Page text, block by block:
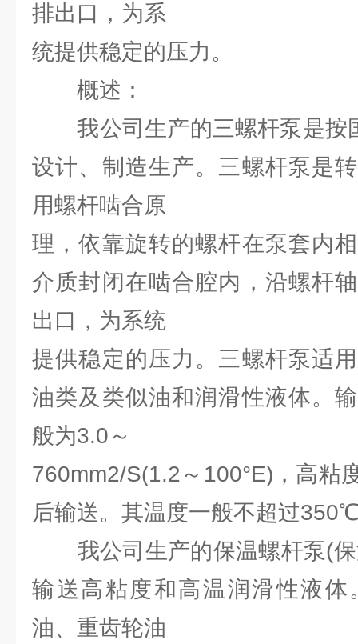
排出口，为系
统提供稳定的压力。
概述：
我公司生产的三螺杆泵是按
设计、制造生产。三螺杆泵是
用螺杆啮合原
理，依靠旋转的螺杆在泵套内
介质封闭在啮合腔内，沿螺杆
出口，为系统
提供稳定的压力。三螺杆泵适
油类及类似油和润滑性液体。
般为3.0～
760mm2/S(1.2～100°E)，高粘
后输送。其温度一般不超过
我公司生产的保温螺杆泵(保
输送高粘度和高温润滑性液体
油、重齿轮油